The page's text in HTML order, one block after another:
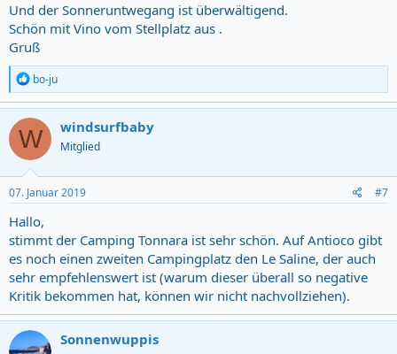
Und der Sonneruntwegang ist überwältigend.
Schön mit Vino vom Stellplatz aus .
Gruß
R
e
a
c
t
i
o
n
s
:
bo-ju
W windsurfbaby
Mitglied
07. Januar 2019 #7
Hallo,
stimmt der Camping Tonnara ist sehr schön. Auf Antioco gibt
es noch einen zweiten Campingplatz den Le Saline, der auch
sehr empfehlenswert ist (warum dieser überall so negative
Kritik bekommen hat, können wir nicht nachvollziehen).
Sonnenwuppis